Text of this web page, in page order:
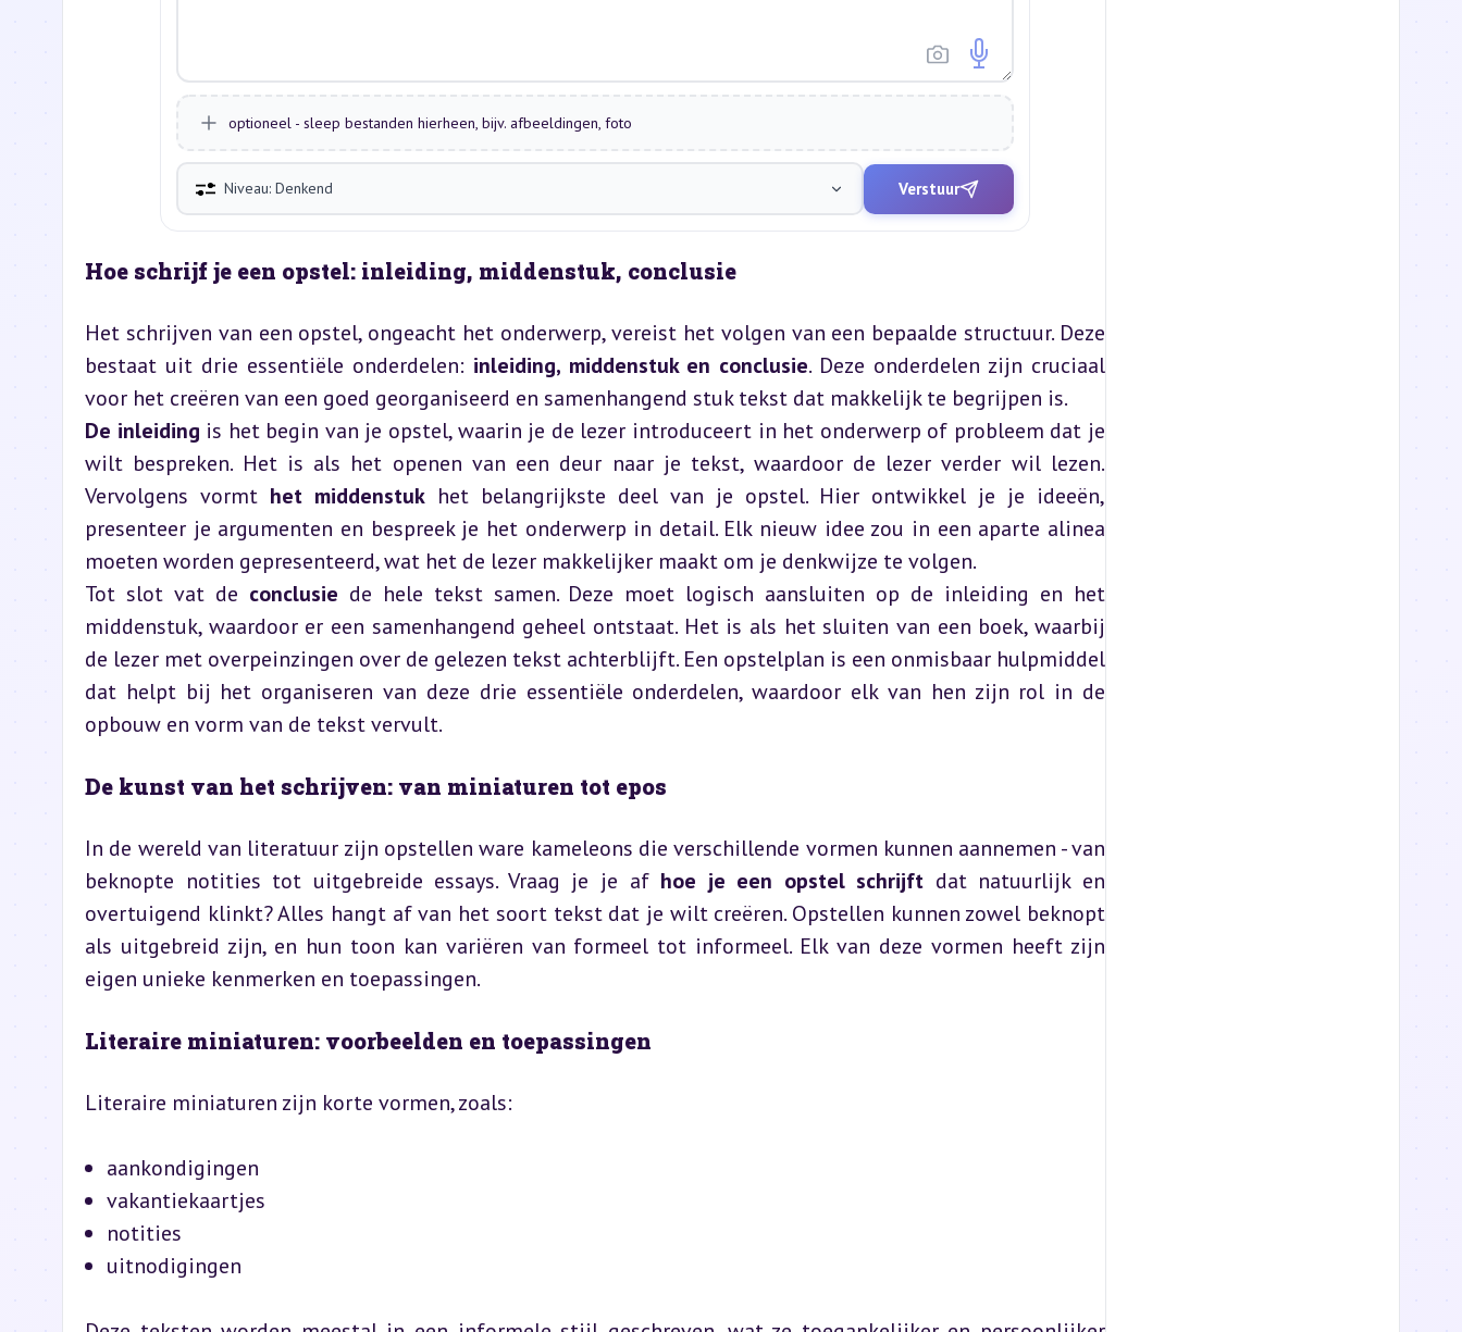
optioneel - sleep bestanden hierheen, bijv. afbeeldingen, foto
Niveau: Denkend Verstuur
Hoe schrijf je een opstel: inleiding, middenstuk, conclusie
Het schrijven van een opstel, ongeacht het onderwerp, vereist het volgen van een bepaalde structuur. Deze
bestaat uit drie essentiële onderdelen: inleiding, middenstuk en conclusie. Deze onderdelen zijn cruciaal
voor het creëren van een goed georganiseerd en samenhangend stuk tekst dat makkelijk te begrijpen is.
De inleiding is het begin van je opstel, waarin je de lezer introduceert in het onderwerp of probleem dat je
wilt bespreken. Het is als het openen van een deur naar je tekst, waardoor de lezer verder wil lezen.
Vervolgens vormt het middenstuk het belangrijkste deel van je opstel. Hier ontwikkel je je ideeën,
presenteer je argumenten en bespreek je het onderwerp in detail. Elk nieuw idee zou in een aparte alinea
moeten worden gepresenteerd, wat het de lezer makkelijker maakt om je denkwijze te volgen.
Tot slot vat de conclusie de hele tekst samen. Deze moet logisch aansluiten op de inleiding en het
middenstuk, waardoor er een samenhangend geheel ontstaat. Het is als het sluiten van een boek, waarbij
de lezer met overpeinzingen over de gelezen tekst achterblijft. Een opstelplan is een onmisbaar hulpmiddel
dat helpt bij het organiseren van deze drie essentiële onderdelen, waardoor elk van hen zijn rol in de
opbouw en vorm van de tekst vervult.
De kunst van het schrijven: van miniaturen tot epos
In de wereld van literatuur zijn opstellen ware kameleons die verschillende vormen kunnen aannemen - van
beknopte notities tot uitgebreide essays. Vraag je je af hoe je een opstel schrijft dat natuurlijk en
overtuigend klinkt? Alles hangt af van het soort tekst dat je wilt creëren. Opstellen kunnen zowel beknopt
als uitgebreid zijn, en hun toon kan variëren van formeel tot informeel. Elk van deze vormen heeft zijn
eigen unieke kenmerken en toepassingen.
Literaire miniaturen: voorbeelden en toepassingen
Literaire miniaturen zijn korte vormen, zoals:
aankondigingen
vakantiekaartjes
notities
uitnodigingen